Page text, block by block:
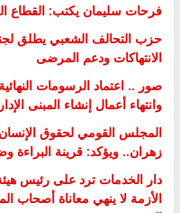
فرحات سليمان يكتب: القطاع
حزب التحالف الشعبي يطلق
الانتهاكات ودعم المرضى
صور .. اعتماد الرسومات
وانتهاء أعمال إنشاء المبنى
المجلس القومي لحقوق
زهران.. ويؤكد: قرينة البراءة
دار الخدمات ترد على رئيس
الأزمة لا ينهي معاناة